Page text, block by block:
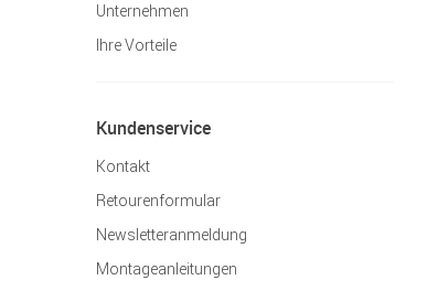
Unternehmen
Ihre Vorteile
Kundenservice
Kontakt
Retourenformular
Newsletteranmeldung
Montageanleitungen